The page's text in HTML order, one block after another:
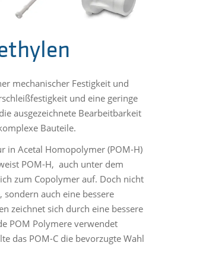
mechanischer Festigkeit und
und eine geringe
ausgezeichnete Bearbeitbarkeit
Bauteile.
in Acetal Homopolymer (POM-H)
POM-H, auch unter dem
zum Copolymer auf. Doch nicht
auch eine bessere
zeichnet sich durch eine bessere
POM Polymere verwendet
das POM-C die bevorzugte Wahl